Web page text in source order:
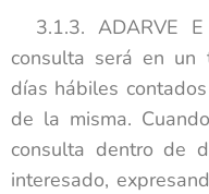
3.1.3. ADARVE E
consulta será en un
días hábiles
de la misma.
consulta dentro de
interesado,